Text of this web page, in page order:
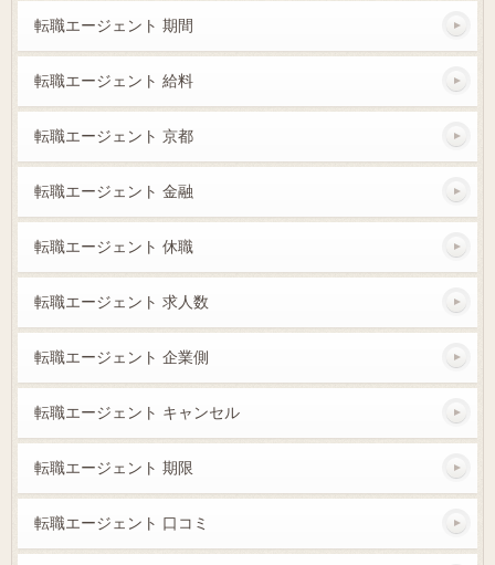
転職エージェント 期間
転職エージェント 給料
転職エージェント 京都
転職エージェント 金融
転職エージェント 休職
転職エージェント 求人数
転職エージェント 企業側
転職エージェント キャンセル
転職エージェント 期限
転職エージェント 口コミ